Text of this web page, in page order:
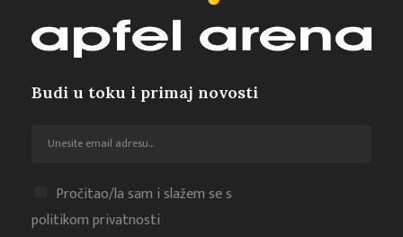
Budi u toku i primaj novosti
Pročitao/la sam i slažem se s
politikom privatnosti